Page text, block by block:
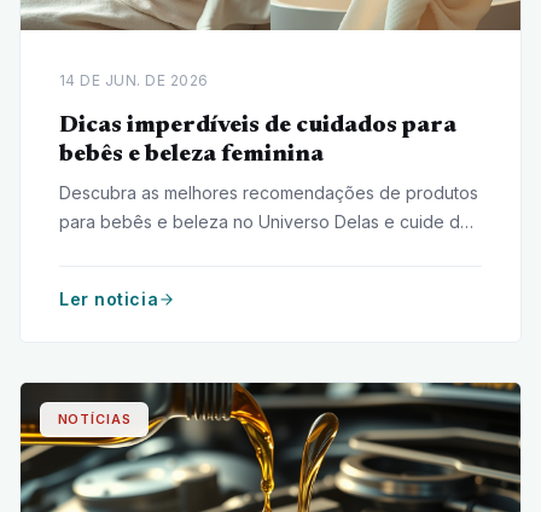
14 DE JUN. DE 2026
Dicas imperdíveis de cuidados para
bebês e beleza feminina
Descubra as melhores recomendações de produtos
para bebês e beleza no Universo Delas e cuide de
Ler noticia
NOTÍCIAS